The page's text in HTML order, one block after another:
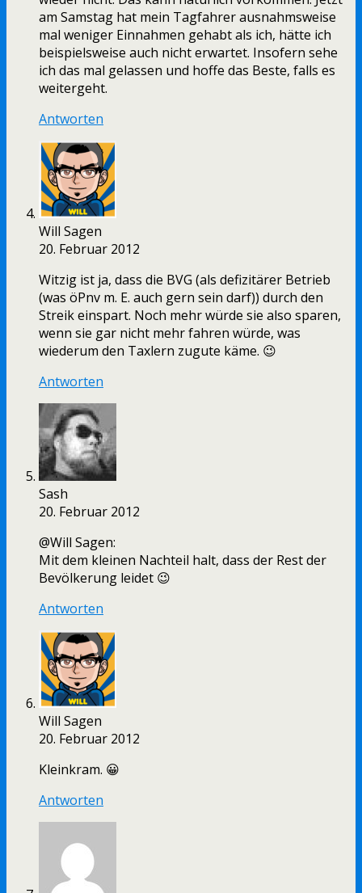
am Samstag hat mein Tagfahrer ausnahmsweise
mal weniger Einnahmen gehabt als ich, hätte ich
beispielsweise auch nicht erwartet. Insofern sehe
ich das mal gelassen und hoffe das Beste, falls es
weitergeht.
Antworten
Will Sagen
20. Februar 2012
Witzig ist ja, dass die BVG (als defizitärer Betrieb
(was öPnv m. E. auch gern sein darf)) durch den
Streik einspart. Noch mehr würde sie also sparen,
wenn sie gar nicht mehr fahren würde, was
wiederum den Taxlern zugute käme. 😉
Antworten
Sash
20. Februar 2012
@Will Sagen:
Mit dem kleinen Nachteil halt, dass der Rest der
Bevölkerung leidet 😉
Antworten
Will Sagen
20. Februar 2012
Kleinkram. 😀
Antworten